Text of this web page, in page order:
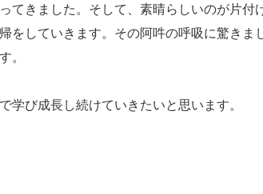
きました。そして、素晴らしいのが片付
をしていきます。その阿吽の呼吸に驚きま
。
学び成長し続けていきたいと思います。